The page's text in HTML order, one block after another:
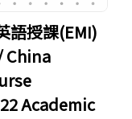
語授課(EMI)
China
Academic